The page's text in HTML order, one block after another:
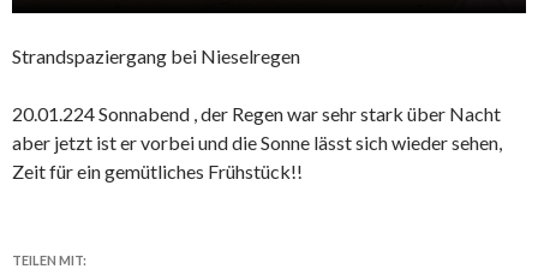
Strandspaziergang bei Nieselregen
20.01.224 Sonnabend , der Regen war sehr stark über Nacht
aber jetzt ist er vorbei und die Sonne lässt sich wieder sehen,
Zeit für ein gemütliches Frühstück!!
TEILEN MIT: